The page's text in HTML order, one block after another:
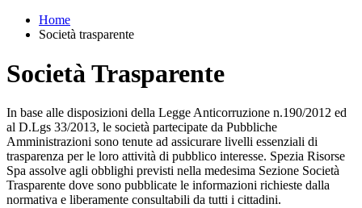
Home
Società trasparente
Società Trasparente
In base alle disposizioni della Legge Anticorruzione n.190/2012 ed
al D.Lgs 33/2013, le società partecipate da Pubbliche
Amministrazioni sono tenute ad assicurare livelli essenziali di
trasparenza per le loro attività di pubblico interesse. Spezia Risorse
Spa assolve agli obblighi previsti nella medesima Sezione Società
Trasparente dove sono pubblicate le informazioni richieste dalla
normativa e liberamente consultabili da tutti i cittadini.